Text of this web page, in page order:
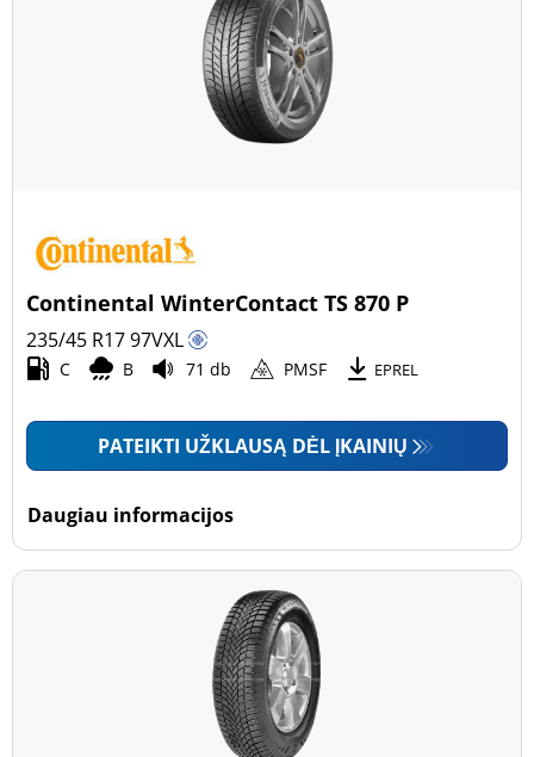
Continental WinterContact TS 870 P
235/45 R1797VXL
C B 71 db PMSF EPREL
PATEIKTI UŽKLAUSĄ DĖL ĮKAINIŲ
Daugiau informacijos